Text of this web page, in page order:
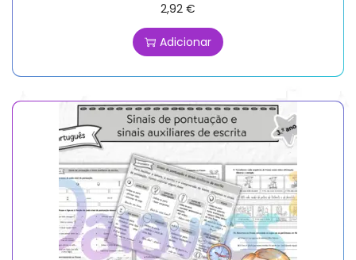
2,92 €
Adicionar